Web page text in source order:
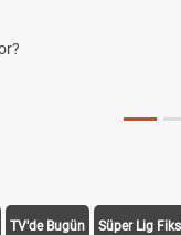
TV'de Bugün Süper Lig